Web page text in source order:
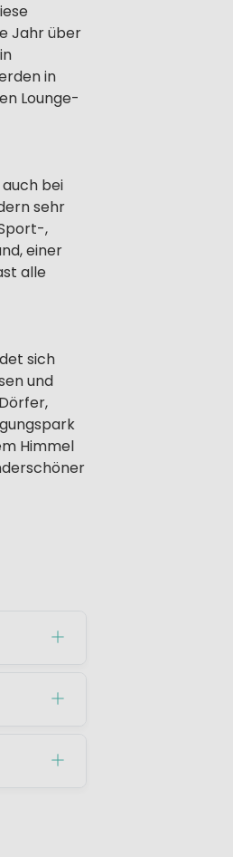
Jahr über
in
Lounge-
bei
sehr
,
einer
alle
sich
und
Himmel